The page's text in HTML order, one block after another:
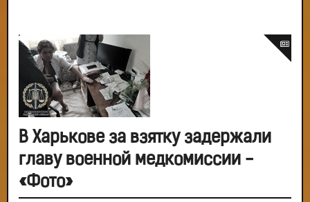
В Харькове за взятку задержали
главу военной медкомиссии -
«Фото»